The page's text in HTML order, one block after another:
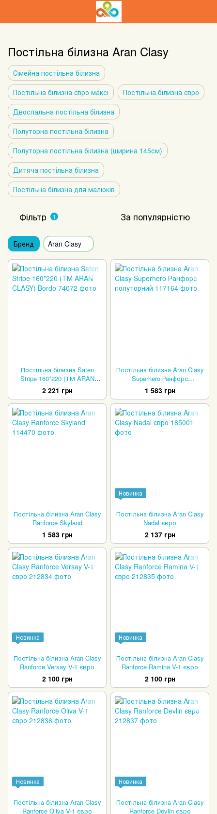
Постільна білизна Aran Clasy
Сімейна постільна білизна
Постільна білизна євро максі
Постільна білизна євро
Двоспальна постільна білизна
Полуторна постільна білизна
Полуторна постільна білизна (ширина 145см)
Дитяча постільна білизна
Постільна білизна для малюків
Фільтр 1 За популярністю
Бренд Aran Clasy
Постільна білизна Saten
Stripe 160*220 (ТМ ARAN
CLASY) Bordo
2 221 грн
Постільна білизна Aran Clasy
Superhero Ранфорс
полуторний
1 583 грн
Постільна білизна Aran Clasy
Ranforce Skyland
1 583 грн
Новинка
Постільна білизна Aran Clasy
Nadal євро
2 137 грн
Новинка
Постільна білизна Aran Clasy
Ranforce Versay V-1 євро
2 100 грн
Новинка
Постільна білизна Aran Clasy
Ranforce Ramina V-1 євро
2 100 грн
Новинка
Постільна білизна Aran Clasy
Ranforce Oliva V-1 євро
Новинка
Постільна білизна Aran Clasy
Ranforce Devlin євро